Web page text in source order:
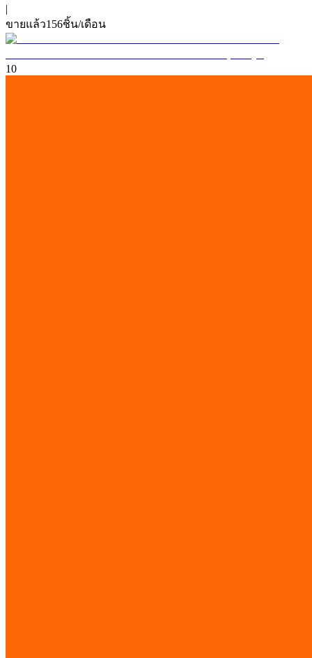
|
ขายแล้ว156ชิ้น/เดือน
10